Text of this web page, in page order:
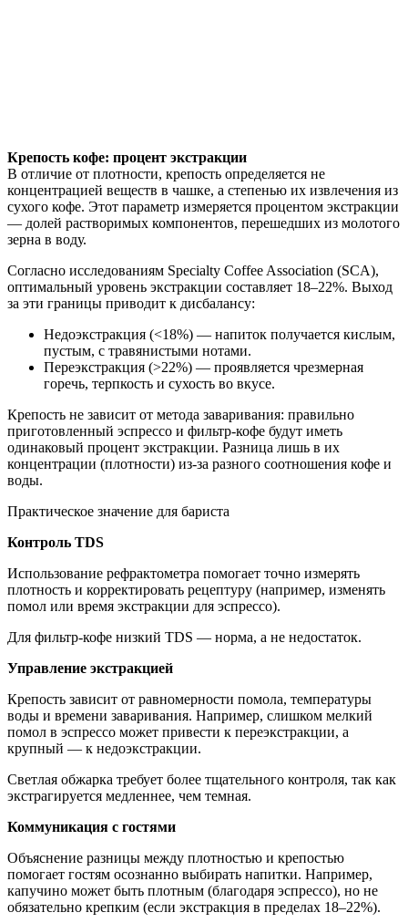
Крепость кофе: процент экстракции
В отличие от плотности, крепость определяется не
концентрацией веществ в чашке, а степенью их извлечения из
сухого кофе. Этот параметр измеряется процентом экстракции
— долей растворимых компонентов, перешедших из молотого
зерна в воду.
Согласно исследованиям Specialty Coffee Association (SCA),
оптимальный уровень экстракции составляет 18–22%. Выход
за эти границы приводит к дисбалансу:
Недоэкстракция (<18%) — напиток получается кислым,
пустым, с травянистыми нотами.
Переэкстракция (>22%) — проявляется чрезмерная
горечь, терпкость и сухость во вкусе.
Крепость не зависит от метода заваривания: правильно
приготовленный эспрессо и фильтр-кофе будут иметь
одинаковый процент экстракции. Разница лишь в их
концентрации (плотности) из-за разного соотношения кофе и
воды.
Практическое значение для бариста
Контроль TDS
Использование рефрактометра помогает точно измерять
плотность и корректировать рецептуру (например, изменять
помол или время экстракции для эспрессо).
Для фильтр-кофе низкий TDS — норма, а не недостаток.
Управление экстракцией
Крепость зависит от равномерности помола, температуры
воды и времени заваривания. Например, слишком мелкий
помол в эспрессо может привести к переэкстракции, а
крупный — к недоэкстракции.
Светлая обжарка требует более тщательного контроля, так как
экстрагируется медленнее, чем темная.
Коммуникация с гостями
Объяснение разницы между плотностью и крепостью
помогает гостям осознанно выбирать напитки. Например,
капучино может быть плотным (благодаря эспрессо), но не
обязательно крепким (если экстракция в пределах 18–22%).